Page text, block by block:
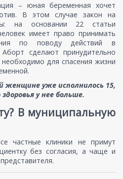
– юная беременная хочет
В этом случае закон на
на основании 22 статьи
имеет право принимать
по поводу действий в
сделают принудительно
для спасения жизни
женщине уже исполнилось 15,
у нее больше.
В муниципальную
частные клиники не примут
без согласия, а чаще и